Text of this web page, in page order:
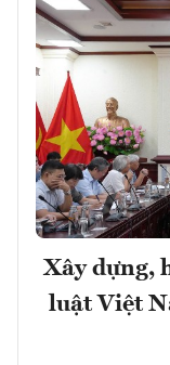
Xây dựng,
luật Việt